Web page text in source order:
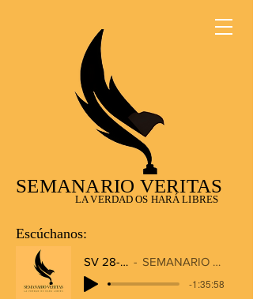
SEMANARIO VERITAS
LA VERDAD OS HARÁ LIBRES
Escúchanos:
SV 28-12-2025
SEMANARIO VERITAS RADIO
-1:35:58